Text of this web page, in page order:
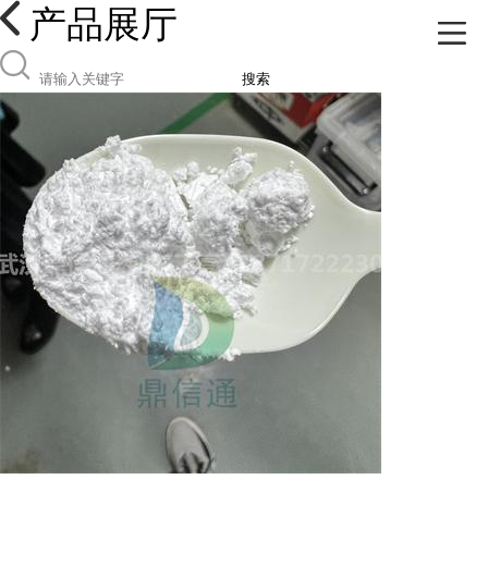
产品展厅
搜索